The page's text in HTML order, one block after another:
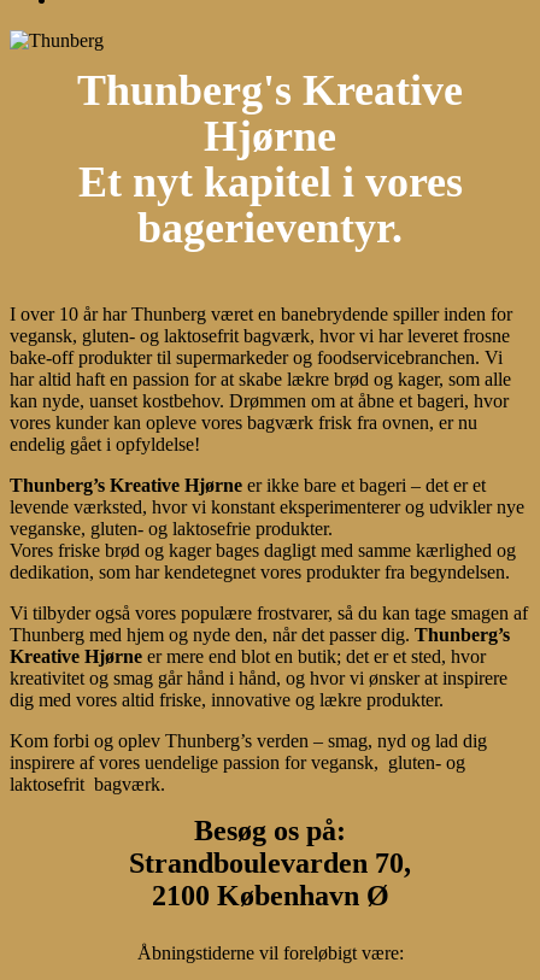
Thunberg's Kreative
Hjørne
Et nyt kapitel i vores
bagerieventyr.
I over 10 år har Thunberg været en banebrydende spiller inden for
vegansk, gluten- og laktosefrit bagværk, hvor vi har leveret frosne
bake-off produkter til supermarkeder og foodservicebranchen. Vi
har altid haft en passion for at skabe lækre brød og kager, som alle
kan nyde, uanset kostbehov. Drømmen om at åbne et bageri, hvor
vores kunder kan opleve vores bagværk frisk fra ovnen, er nu
endelig gået i opfyldelse!
Thunberg’s Kreative Hjørne er ikke bare et bageri – det er et
levende værksted, hvor vi konstant eksperimenterer og udvikler nye
veganske, gluten- og laktosefrie produkter.
Vores friske brød og kager bages dagligt med samme kærlighed og
dedikation, som har kendetegnet vores produkter fra begyndelsen.
Vi tilbyder også vores populære frostvarer, så du kan tage smagen af
Thunberg med hjem og nyde den, når det passer dig. Thunberg’s
Kreative Hjørne er mere end blot en butik; det er et sted, hvor
kreativitet og smag går hånd i hånd, og hvor vi ønsker at inspirere
dig med vores altid friske, innovative og lækre produkter.
Kom forbi og oplev Thunberg’s verden – smag, nyd og lad dig
inspirere af vores uendelige passion for vegansk, gluten- og
laktosefrit bagværk.
Besøg os på:
Strandboulevarden 70,
2100 København Ø
Åbningstiderne vil foreløbigt være: